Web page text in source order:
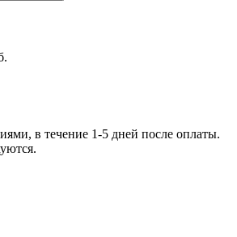
в течение 1-5 дней после оплаты.